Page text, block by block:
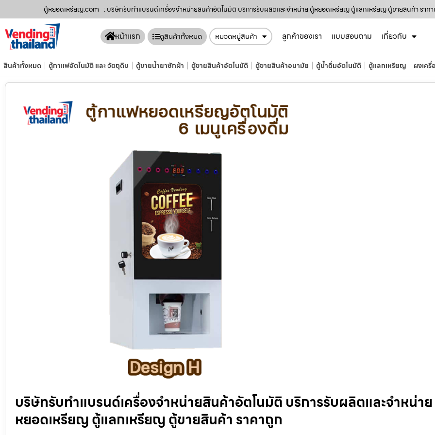
ตู้หยอดเหรียญ.com : บริษัทรับทำแบรนด์เครื่องจำหน่ายสินค้า​อัตโนมัติ บริการรับผลิตและจำหน่าย ตู้หยอดเหรียญ ตู้แลกเหรียญ ตู้ขายสินค้า ราค
หน้าแรก ดูสินค้าทั้งหมด หมวดหมู่สินค้า ลูกค้าของเรา แบบสอบถาม เกี่ยวกับ
สินค้าทั้งหมด ตู้กาแฟอัตโนมัติ และ วัตถุดิบ ตู้ขายน้ำยาซักผ้า ตู้ขายสินค้าอัตโนมัติ ตู้ขายสินค้าอนามัย ตู้น้ำดื่มอัตโนมัติ ตู้แลกเหรียญ ผงเค
บริษัทรับทำแบรนด์เครื่องจำหน่ายสินค้า​อัตโนมัติ บริการรับผลิตและจำหน่า
หยอดเหรียญ ตู้แลกเหรียญ ตู้ขายสินค้า ราคาถูก